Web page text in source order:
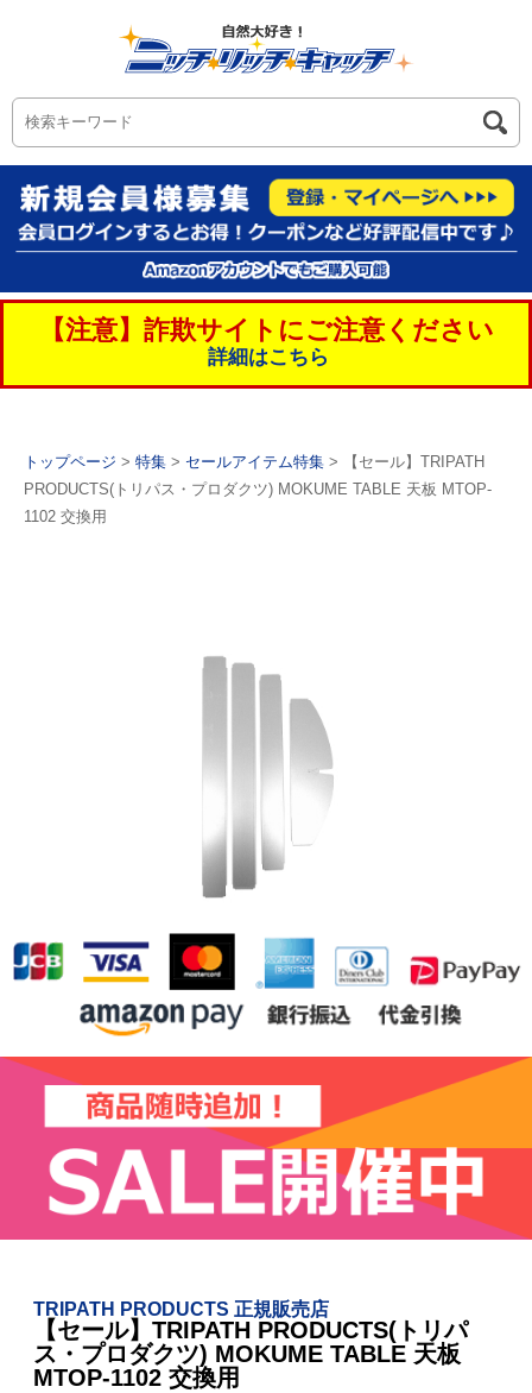
【注意】詐欺サイトにご注意ください
詳細はこちら
トップページ > 特集 > セールアイテム特集 > 【セール】TRIPATH
PRODUCTS(トリパス・プロダクツ) MOKUME TABLE 天板 MTOP-
1102 交換用
TRIPATH PRODUCTS 正規販売店
【セール】TRIPATH PRODUCTS(トリパ
ス・プロダクツ) MOKUME TABLE 天板
MTOP-1102 交換用